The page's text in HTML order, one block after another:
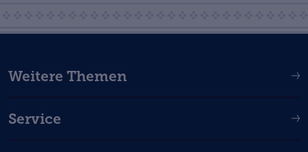
Weitere Themen
Service